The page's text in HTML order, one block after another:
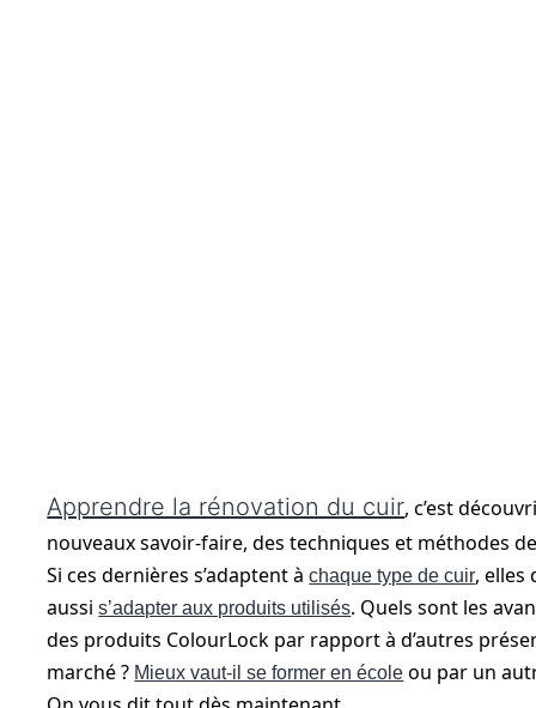
Apprendre la rénovation du cuir, c’est
nouveaux savoir-faire, des techniques et méthodes
Si ces dernières s’adaptent àchaque type de cuir, elles
aussis’adapter aux produits utilisés. Quels sont les
des produits ColourLock par rapport à d’autres
marché ? Mieux vaut-il se former en école ou par un